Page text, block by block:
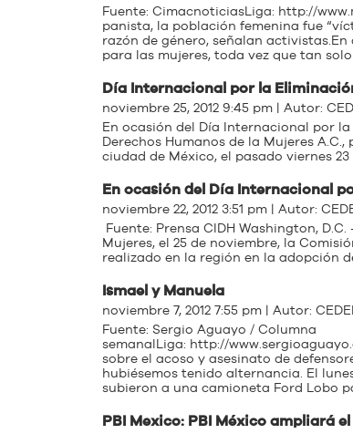
Fuente: CimacnoticiasLiga: http://
panista, la población femenina fue
razón de género, señalan
para las mujeres, toda vez que tan
Día Internacional por la
noviembre 25, 2012 9:45 pm | Autor:
En ocasión del Día Internacional por
Derechos Humanos de la Mujeres
ciudad de México, el pasado viernes
En ocasión del Día Internacional
noviembre 22, 2012 3:51 pm | Autor:
Fuente: Prensa CIDH Washington,
Mujeres, el 25 de noviembre, la
realizado en la región en la adopción
Ismael y Manuela
noviembre 7, 2012 7:55 pm | Autor:
Fuente: Sergio Aguayo / Columna
semanalLiga: http://
sobre el acoso y asesinato de
hubiésemos tenido alternancia. El
subieron a una camioneta Ford Lobo
PBI Mexico: PBI México ampliará